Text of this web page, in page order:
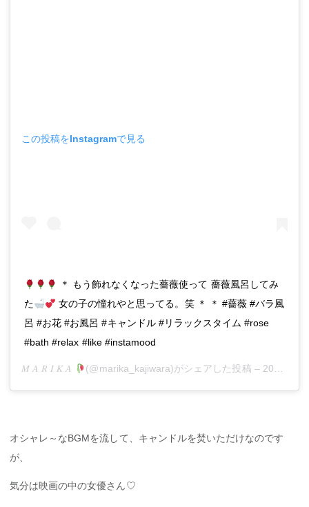
この投稿をInstagramで見る
＊ もう飾れなくなった薔薇使って 薔薇風呂してみ
た
女の子の憧れやと思ってる。笑 ＊ ＊ #薔薇 #バラ風
呂 #お花 #お風呂 #キャンドル #リラックスタイム #rose
#bath #relax #like #instamood
𝑀 𝐴 𝑅 𝐼 𝐾 𝐴 (@marika_kajiwara)がシェアした投稿 – 2017年 1月月28日午前7時04分PST
オシャレ～なBGMを流して、キャンドルを焚いただけなのです
が、
気分は映画の中の女優さん♡